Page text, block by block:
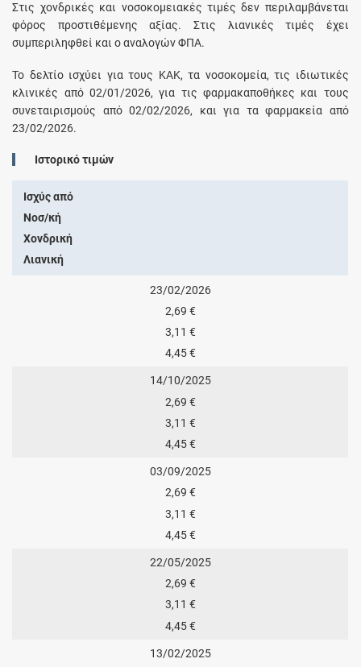
Στις χονδρικές και νοσοκομειακές τιμές δεν περιλαμβάνεται
φόρος προστιθέμενης αξίας. Στις λιανικές τιμές έχει
συμπεριληφθεί και ο αναλογών ΦΠΑ.
Το δελτίο ισχύει για τους ΚΑΚ, τα νοσοκομεία, τις ιδιωτικές
κλινικές από 02/01/2026, για τις φαρμακαποθήκες και τους
συνεταιρισμούς από 02/02/2026, και για τα φαρμακεία από
23/02/2026.
Ιστορικό τιμών
Ισχύς από
Νοσ/κή
Χονδρική
Λιανική
23/02/2026
2,69 €
3,11 €
4,45 €
14/10/2025
2,69 €
3,11 €
4,45 €
03/09/2025
2,69 €
3,11 €
4,45 €
22/05/2025
2,69 €
3,11 €
4,45 €
13/02/2025